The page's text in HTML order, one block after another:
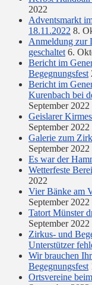
2022
Adventsmarkt
18.11.2022 8.
Anmeldung zur
geschaltet 6.
Bericht im
Begegnungsfest
Bericht im
Kurenbach bei
September 2022
Geislarer
September 2022
Galerie zum
September 2022
Es war der
Wetterfeste
2022
Vier Bänke am
September 2022
Tatort Münster
September 2022
Zirkus- und
Unterstützer
Wir brauchen
Begegnungsfest
Ortsvereine